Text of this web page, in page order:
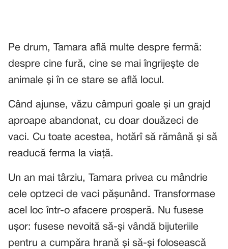
Pe drum, Tamara află multe despre fermă:
despre cine fură, cine se mai îngrijește de
animale și în ce stare se află locul.
Când ajunse, văzu câmpuri goale și un grajd
aproape abandonat, cu doar douăzeci de
vaci. Cu toate acestea, hotărî să rămână și să
readucă ferma la viață.
Un an mai târziu, Tamara privea cu mândrie
cele optzeci de vaci pășunând. Transformase
acel loc într-o afacere prosperă. Nu fusese
ușor: fusese nevoită să-și vândă bijuteriile
pentru a cumpăra hrană și să-și folosească